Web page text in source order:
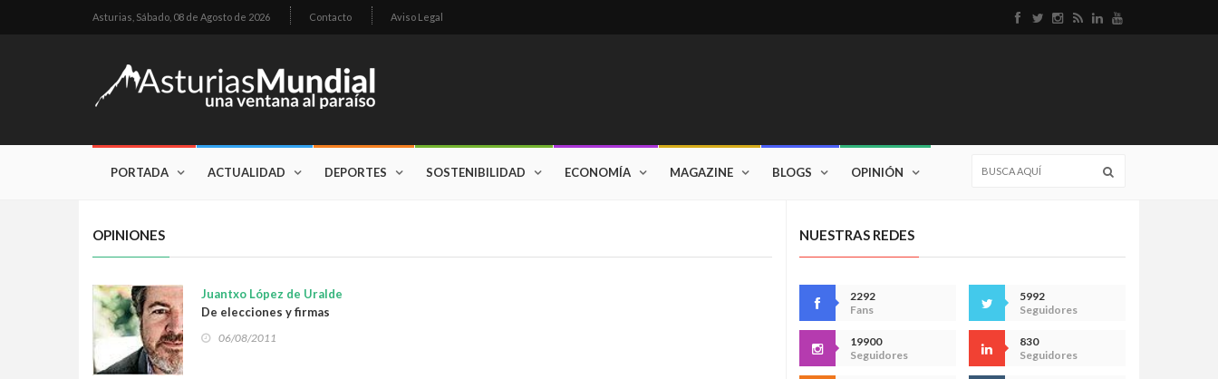
Asturias, Sábado, 08 de Agosto de 2026 Contacto Aviso Legal
PORTADA ACTUALIDAD DEPORTES SOSTENIBILIDAD ECONOMÍA MAGAZINE BLOGS OPINIÓN
OPINIONES
Juantxo López de Uralde
De elecciones y firmas
06/08/2011
NUESTRAS REDES
2292
Fans
5992
Seguidores
19900
Seguidores
830
Seguidores